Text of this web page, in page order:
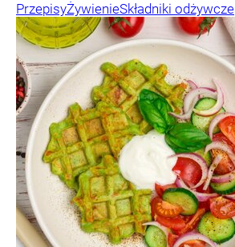
PrzepisyŻywienieSkładniki odżywcze